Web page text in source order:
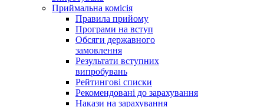
Приймальна комісія
Правила прийому
Програми на вступ
Обсяги державного
замовлення
Результати вступних
випробувань
Рейтингові списки
Рекомендовані до зарахування
Накази на зарахування